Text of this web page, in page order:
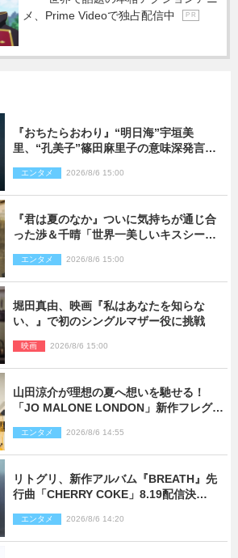
メ、Prime Videoで独占配信中
P R
『おちたらおわり』“明日海”宇垣美
里、“孔美子”篠田麻里子の意味深発言に
開」
エンタメ 2026/8/6 15:00
『君は夏のなか』ついに気持ちが通じ合
った渉＆千晴「世界一美しいキスシー
エンタメ 2026/8/6 15:00
堀田真由、映画『私はあなたを知らな
い、』で初のシングルマザー役に挑戦
映画 2026/8/6 15:00
山田涼介が理想の夏へ想いを馳せる！
「JO MALONE LONDON」新作フレグラ
エンタメ 2026/8/6 14:55
リトグリ、新作アルバム『BREATH』先
行曲「CHERRY COKE」8.19配信決
エンタメ 2026/8/6 14:20